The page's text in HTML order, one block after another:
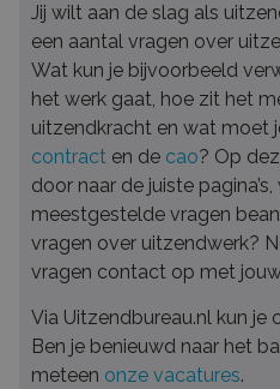
Jij wilt aan de slag als
een aantal vragen over
Wat kun je bijvoorbeeld
het werk gaat, hoe zit het
uitzendkracht en wat moet
contract en de cao? Op
door naar de juiste
meestgestelde vragen
vragen over uitzendwerk?
vragen contact op met
Via Uitzendbureau.nl kun je
Ben je benieuwd naar het
meteen onze vacatures.